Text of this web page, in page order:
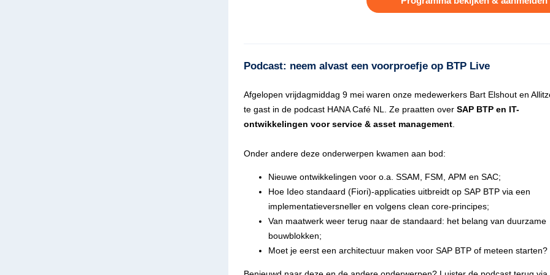
Podcast: neem alvast een voorproefje op BTP Live
Afgelopen vrijdagmiddag 9 mei waren onze medewerkers Bart Elshout en
te gast in de podcast HANA Café NL. Ze praatten over SAP BTP en IT-
ontwikkelingen voor service & asset management
Onder andere deze onderwerpen kwamen aan bod:
Nieuwe ontwikkelingen voor o.a. SSAM, FSM, APM en SAC;
Hoe Ideo standaard (Fiori)-applicaties uitbreidt op SAP BTP via een
implementatieversneller en volgens clean core-principes;
Van maatwerk weer terug naar de standaard: het belang van duurzame
bouwblokken;
Moet je eerst een architectuur maken voor SAP BTP of meteen starten?